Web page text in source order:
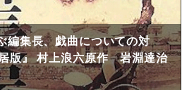
編集長、戯曲についての対
版』 村上浪六原作 岩淵達治